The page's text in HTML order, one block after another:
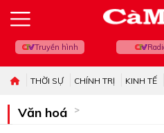
Truyền hình
THỜI SỰ CHÍNH TRỊ KINH TẾ
Văn hoá